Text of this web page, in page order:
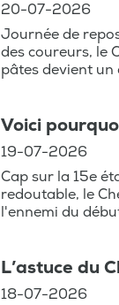
20-07-2026
Journée de
des coureurs, le
pâtes devient un
Voici
19-07-2026
Cap sur la 15e
redoutable, le
l'ennemi du
L’astuce du
18-07-2026